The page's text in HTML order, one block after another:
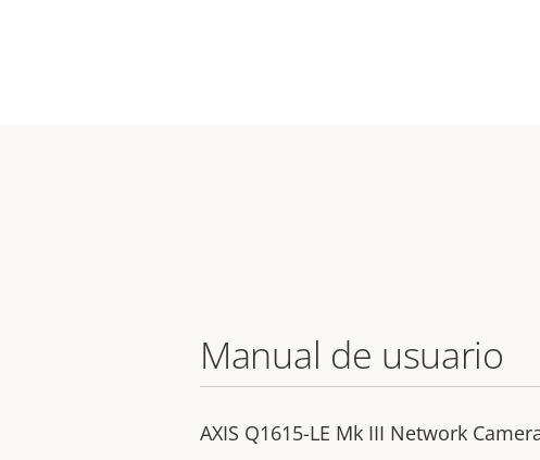
Manual de usuario
AXIS Q1615-LE Mk III Network